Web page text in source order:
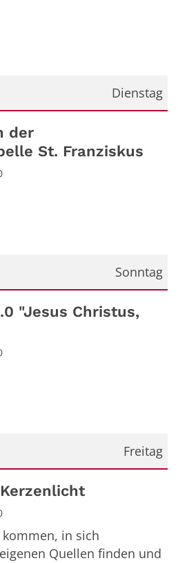
Dienstag
der
St. Franziskus
Sonntag
"Jesus Christus,
Freitag
in sich
Quellen finden und